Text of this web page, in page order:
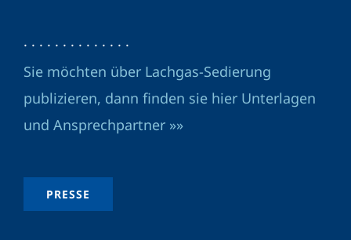
· · · · · · · · · · · · · ·
Sie möchten über Lachgas-Sedierung
publizieren, dann finden sie hier Unterlagen
und Ansprechpartner »»
PRESSE